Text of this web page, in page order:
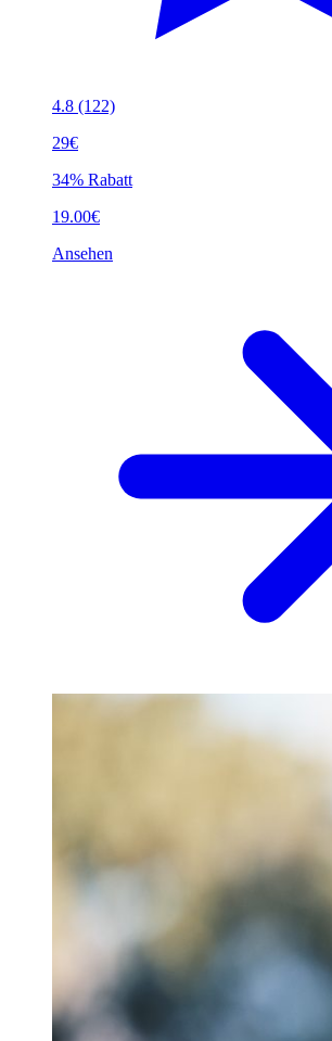
4.8 (122)
29€
34% Rabatt
19.00€
Ansehen